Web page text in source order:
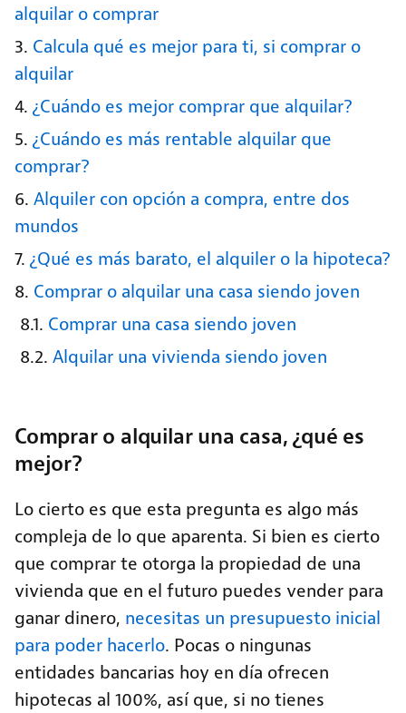
alquilar o comprar
Calcula qué es mejor para ti, si comprar o
alquilar
¿Cuándo es mejor comprar que alquilar?
¿Cuándo es más rentable alquilar que
comprar?
Alquiler con opción a compra, entre dos
mundos
¿Qué es más barato, el alquiler o la hipoteca?
Comprar o alquilar una casa siendo joven
Comprar una casa siendo joven
Alquilar una vivienda siendo joven
Comprar o alquilar una casa, ¿qué es
mejor?
Lo cierto es que esta pregunta es algo más
compleja de lo que aparenta. Si bien es cierto
que comprar te otorga la propiedad de una
vivienda que en el futuro puedes vender para
ganar dinero, necesitas un presupuesto inicial
para poder hacerlo. Pocas o ningunas
entidades bancarias hoy en día ofrecen
hipotecas al 100%, así que, si no tienes